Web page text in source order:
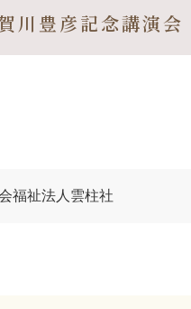
川豊彦記念講演会
福祉法人雲柱社